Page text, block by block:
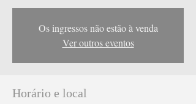
Os ingressos não estão à venda
Ver outros eventos
Horário e local